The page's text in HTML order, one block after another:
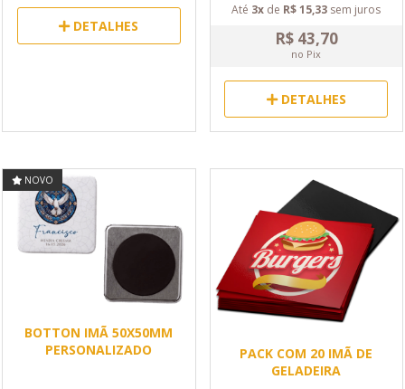
DETALHES
Até 3x de R$ 15,33 sem juros
R$ 43,70
no Pix
DETALHES
NOVO
BOTTON IMÃ 50X50MM
PERSONALIZADO
PACK COM 20 IMÃ DE
GELADEIRA